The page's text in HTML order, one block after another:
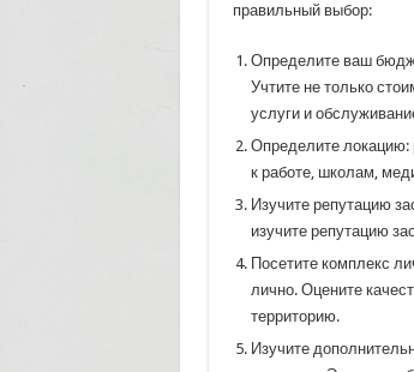
правильный выбор:
Определите ваш
Учтите не только
услуги и
Определите локацию:
к работе, школам,
Изучите репутацию
изучите репутацию
Посетите комплекс
лично. Оцените
территорию.
Изучите